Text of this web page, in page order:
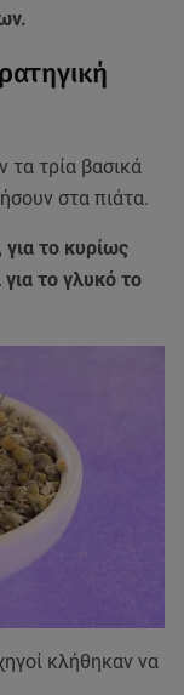
τρία βασικά
στα πιάτα.
για το κυρίως
το γλυκό το
κλήθηκαν να